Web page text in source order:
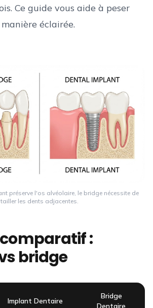
Ce guide vous aide à peser
éclairée.
préserve l'os alvéolaire, le bridge nécessite de
tailler les dents adjacentes.
:
bridge
Implant Dentaire
Bridge
Dentaire